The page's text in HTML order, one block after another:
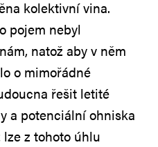
kolektivní vina.
pojem nebyl
natož aby v něm
o mimořádné
řešit letité
a potenciální ohniska
z tohoto úhlu